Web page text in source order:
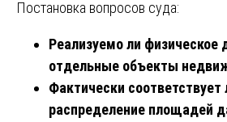
Постановка вопросов суда:
Реализуемо ли физическое
отдельные объекты
Фактически
распределение площадей